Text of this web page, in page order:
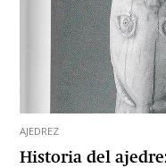
AJEDREZ
Historia del